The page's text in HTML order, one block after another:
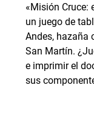
«Misión Cruce:
un juego de
Andes, hazaña
San Martín.
e imprimir el
sus